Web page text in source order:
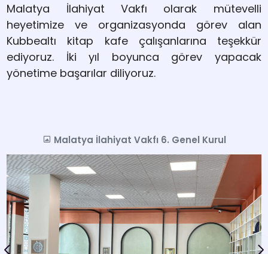
Malatya İlahiyat Vakfı olarak mütevelli
heyetimize ve organizasyonda görev alan
Kubbealtı kitap kafe çalışanlarına teşekkür
ediyoruz. İki yıl boyunca görev yapacak
yönetime başarılar diliyoruz.
Malatya İlahiyat Vakfı 6. Genel Kurul